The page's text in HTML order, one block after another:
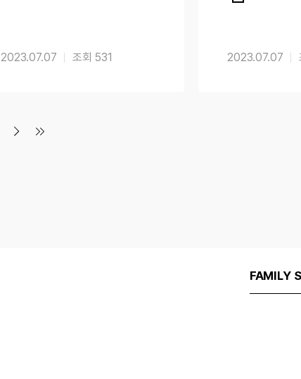
2023.07.07 531 2023.07.07
FAMILY